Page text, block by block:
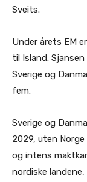
Sveits.
Under årets EM
til Island.
Sverige og
fem.
Sverige og
2029, uten
og intens
nordiske